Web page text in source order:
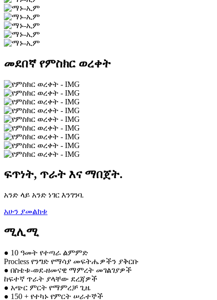
መደበኛ የምስክር ወረቀት
ፍጥነት, ጥራት እና ማበጀት.
አንድ ላይ አንድ ነገር እንገንባ.
አሁን ያመልክቱ
ሚሊሚ
● 10 ዓመት የተጣራ ልምምድ
Procless የንግድ የማሳያ መፍትሔዎችን ያቅርቡ
● በስቴቱ-ወደ-ዘመናዊ ማምረት መገልገያዎች
ከፍተኛ ጥራት ያላቸው ደረጃዎች
● አጭር ምርት የማምረቻ ጊዜ
● 150 + የተካኑ የምርት ሠራተኞች